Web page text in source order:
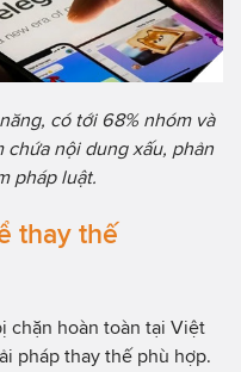
có tới 68% nhóm và
chứa nội dung xấu, phản
pháp luật.
thay thế
chặn hoàn toàn tại Việt
pháp thay thế phù hợp.